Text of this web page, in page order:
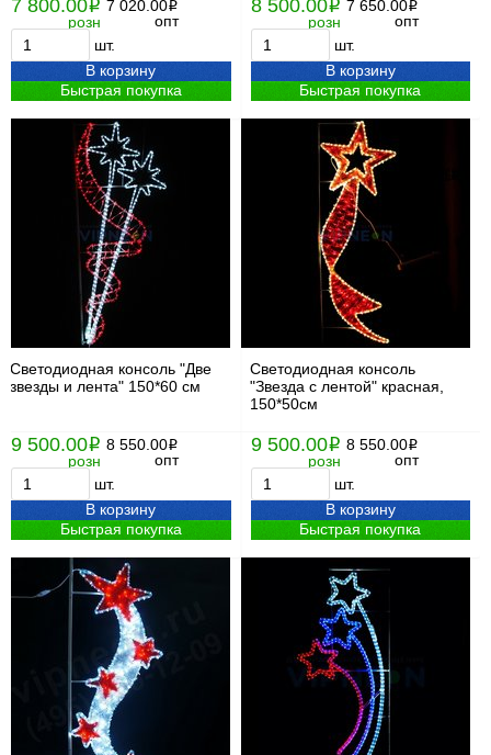
7 800.00i
розн
7 020.00i
опт
шт.
В корзину
Быстрая покупка
8 500.00i
розн
7 650.00i
опт
шт.
В корзину
Быстрая покупка
Светодиодная консоль "Две
звезды и лента" 150*60 см
9 500.00i
розн
8 550.00i
опт
шт.
В корзину
Быстрая покупка
Светодиодная консоль
"Звезда с лентой" красная,
150*50см
9 500.00i
розн
8 550.00i
опт
шт.
В корзину
Быстрая покупка